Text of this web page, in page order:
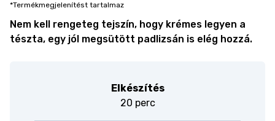
*Termékmegjelenítést tartalmaz
Nem kell rengeteg tejszín, hogy krémes legyen a
tészta, egy jól megsütött padlizsán is elég hozzá.
Elkészítés
20 perc